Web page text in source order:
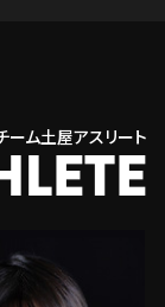
ーム土屋アスリート